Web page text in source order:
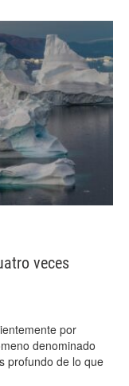
veces
por
denominado
profundo de lo que